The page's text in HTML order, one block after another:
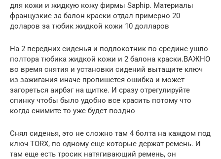
для кожи и жидкую кожу фирмы Saphip. Материалы
французкие за балон краски отдал примерно 20
доларов за тюбик жидкой кожи 10 долларов
На 2 передних сиденья и подлокотник по средине ушло
полтора тюбика жидкой кожи и 2 балона краски.ВАЖНО
во время снятия и установки сидений вытащите ключ
из зажигания иначе пропишется ошибка и может
загореться аирбэг на щитке. И сразу отрегулируйте
спинку чтобы было удобно все красить потому что
когда снимите то уже будет поздно
Снял сиденья, это не сложно там 4 болта на каждом под
ключ TORX, по одному еще которые держат ремень. И
там еще есть тросик натягивающий ремень, он